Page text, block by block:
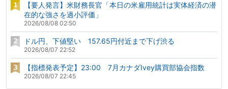
【要人発言】米財務長官「本日の米雇用統計は実体経済の潜
在的な強さを過小評価」
2026/08/08 02:50
ドル円、下値堅い 157.65円付近まで下げ渋る
2026/08/07 22:52
【指標発表予定】23:00 7月カナダIvey購買部協会指数
2026/08/07 22:45